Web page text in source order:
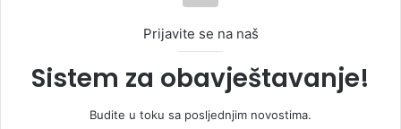
Prijavite se na naš
Sistem za obavještavanje!
Budite u toku sa posljednjim novostima.